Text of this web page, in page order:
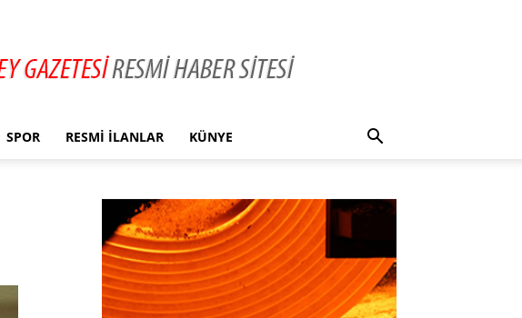
SPOR RESMI İLANLAR KÜNYE